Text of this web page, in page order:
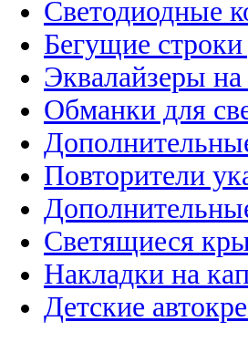
Светодиодные
Бегущие
Эквалайзеры
Обманки для
Повторители
Светящиеся
Накладки на
Детские